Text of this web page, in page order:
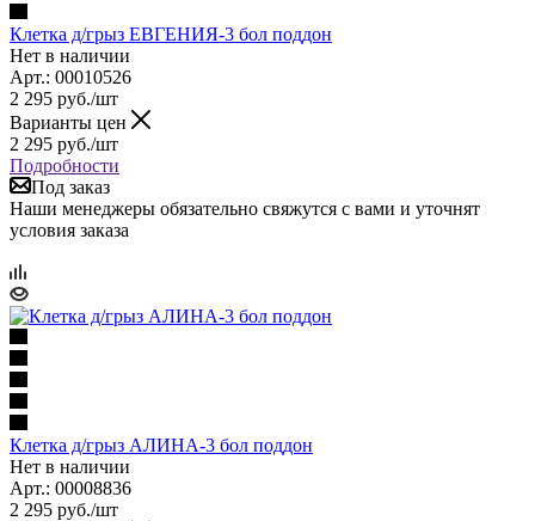
Клетка д/грыз ЕВГЕНИЯ-3 бол поддон
Нет в наличии
Арт.: 00010526
2 295 руб./шт
Варианты цен
2 295 руб./шт
Подробности
Под заказ
Наши менеджеры обязательно свяжутся с вами и уточнят
условия заказа
Клетка д/грыз АЛИНА-3 бол поддон
Нет в наличии
Арт.: 00008836
2 295 руб./шт